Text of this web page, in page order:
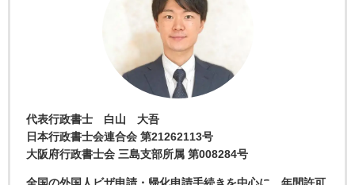
代表行政書士 白山 大吾
日本行政書士会連合会 第21262113号
大阪府行政書士会 三島支部所属 第008284号